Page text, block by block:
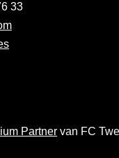
33
Partner van FC